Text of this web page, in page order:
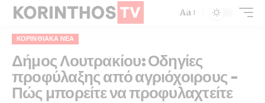
Aa
ΚΟΡΙΝΘΙΑΚΆ ΝΈΑ
Δήμος Λουτρακίου: Οδηγίες
προφύλαξης από αγριόχοιρους –
Πώς μπορείτε να προφυλαχτείτε